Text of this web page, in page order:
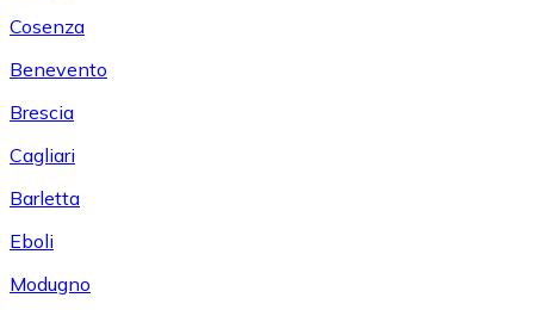
Cosenza
Benevento
Brescia
Cagliari
Barletta
Eboli
Modugno